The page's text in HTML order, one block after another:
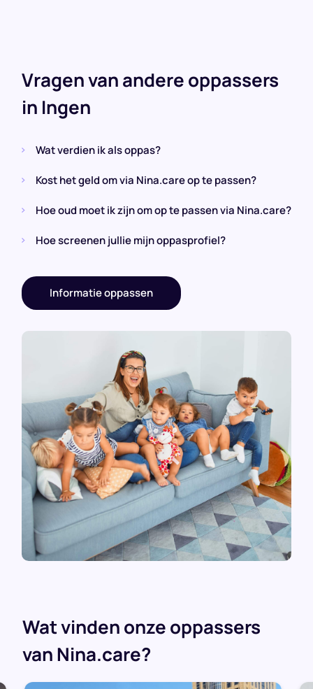
Vragen van andere oppassers
in Ingen
Wat verdien ik als oppas?
Kost het geld om via Nina.care op te passen?
Hoe oud moet ik zijn om op te passen via Nina.care?
Hoe screenen jullie mijn oppasprofiel?
Informatie oppassen
Wat vinden onze oppassers
van Nina.care?